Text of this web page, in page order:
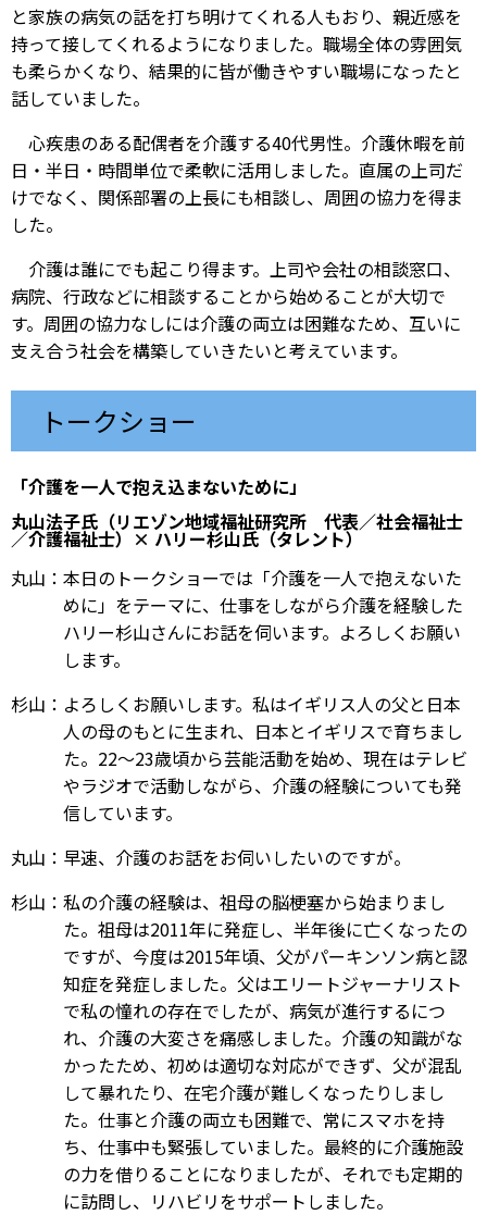
と家族の病気の話を打ち明けてくれる人もおり、親近感を
持って接してくれるようになりました。職場全体の雰囲気
も柔らかくなり、結果的に皆が働きやすい職場になったと
話していました。
心疾患のある配偶者を介護する40代男性。介護休暇を前
日・半日・時間単位で柔軟に活用しました。直属の上司だ
けでなく、関係部署の上長にも相談し、周囲の協力を得ま
した。
介護は誰にでも起こり得ます。上司や会社の相談窓口、
病院、行政などに相談することから始めることが大切で
す。周囲の協力なしには介護の両立は困難なため、互いに
支え合う社会を構築していきたいと考えています。
トークショー
「介護を一人で抱え込まないために」
丸山法子氏（リエゾン地域福祉研究所 代表／社会福祉士
／介護福祉士）× ハリー杉山氏（タレント）
丸山：本日のトークショーでは「介護を一人で抱えないた
めに」をテーマに、仕事をしながら介護を経験した
ハリー杉山さんにお話を伺います。よろしくお願い
します。
杉山：よろしくお願いします。私はイギリス人の父と日本
人の母のもとに生まれ、日本とイギリスで育ちまし
た。22〜23歳頃から芸能活動を始め、現在はテレビ
やラジオで活動しながら、介護の経験についても発
信しています。
丸山：早速、介護のお話をお伺いしたいのですが。
杉山：私の介護の経験は、祖母の脳梗塞から始まりまし
た。祖母は2011年に発症し、半年後に亡くなったの
ですが、今度は2015年頃、父がパーキンソン病と認
知症を発症しました。父はエリートジャーナリスト
で私の憧れの存在でしたが、病気が進行するにつ
れ、介護の大変さを痛感しました。介護の知識がな
かったため、初めは適切な対応ができず、父が混乱
して暴れたり、在宅介護が難しくなったりしまし
た。仕事と介護の両立も困難で、常にスマホを持
ち、仕事中も緊張していました。最終的に介護施設
の力を借りることになりましたが、それでも定期的
に訪問し、リハビリをサポートしました。